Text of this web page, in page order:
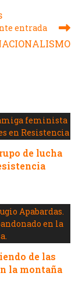
entrada
de lucha
de las
la montaña